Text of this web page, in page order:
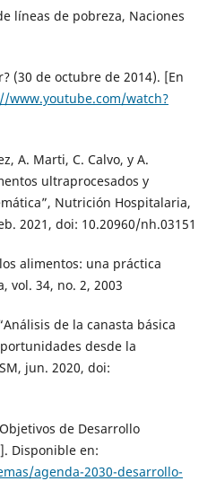
líneas de pobreza, Naciones
(30 de octubre de 2014). [En
www.youtube.com/watch?
A. Marti, C. Calvo, y A.
ultraprocesados y
Nutrición Hospitalaria,
2021, doi: 10.20960/nh.03151
alimentos: una práctica
vol. 34, no. 2, 2003
de la canasta básica
desde la
jun. 2020, doi:
de Desarrollo
Disponible en:
agenda-2030-desarrollo-